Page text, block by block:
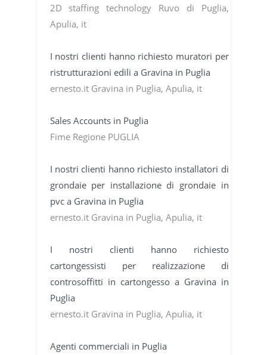
2D staffing technology Ruvo di Puglia,
Apulia, it
I nostri clienti hanno richiesto muratori per
ristrutturazioni edili a Gravina in Puglia
ernesto.it Gravina in Puglia, Apulia, it
Sales Accounts in Puglia
Fime Regione PUGLIA
I nostri clienti hanno richiesto installatori di
grondaie per installazione di grondaie in
pvc a Gravina in Puglia
ernesto.it Gravina in Puglia, Apulia, it
I nostri clienti hanno richiesto
cartongessisti per realizzazione di
controsoffitti in cartongesso a Gravina in
Puglia
ernesto.it Gravina in Puglia, Apulia, it
Agenti commerciali in Puglia